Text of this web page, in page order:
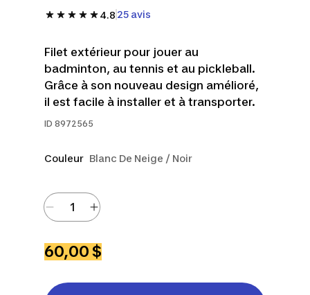
4.8 25 avis
Filet extérieur pour jouer au
badminton, au tennis et au pickleball.
Grâce à son nouveau design amélioré,
il est facile à installer et à transporter.
ID 8972565
Couleur Blanc De Neige / Noir
60,00 $